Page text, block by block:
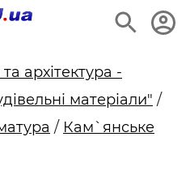
архітектура -
матеріали" /
/ Кам`янське